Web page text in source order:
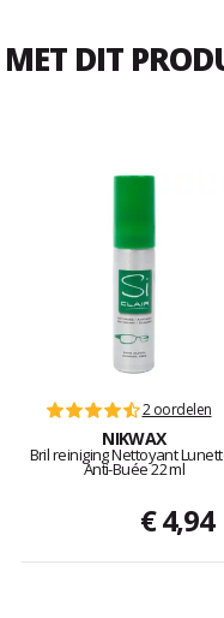
MET DIT
2 oordelen
NIKWAX
Bril reiniging Nettoyant
Anti-Buée 22 ml
€ 4,94